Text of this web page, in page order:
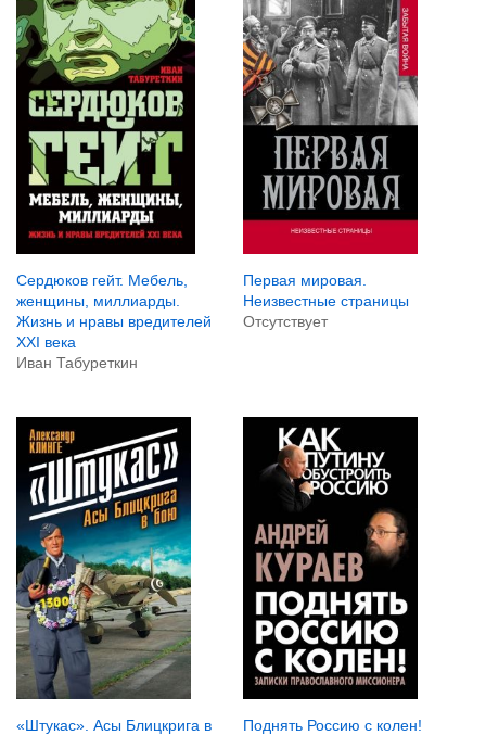
Сердюков гейт. Мебель,
женщины, миллиарды.
Жизнь и нравы вредителей
XXI века
Иван Табуреткин
Первая мировая.
Неизвестные страницы
Отсутствует
«Штукас». Асы Блицкрига в
Поднять Россию с колен!